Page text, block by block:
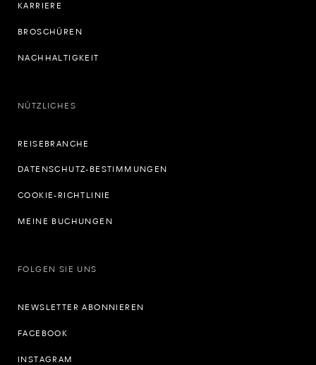
KARRIERE
BROSCHÜREN
NACHHALTIGKEIT
NÜTZLICHES
REISEBRANCHE
DATENSCHUTZ-BESTIMMUNGEN
COOKIE-RICHTLINIE
MEINE BUCHUNGEN
FOLGEN SIE UNS
NEWSLETTER ABONNIEREN
FACEBOOK
INSTAGRAM